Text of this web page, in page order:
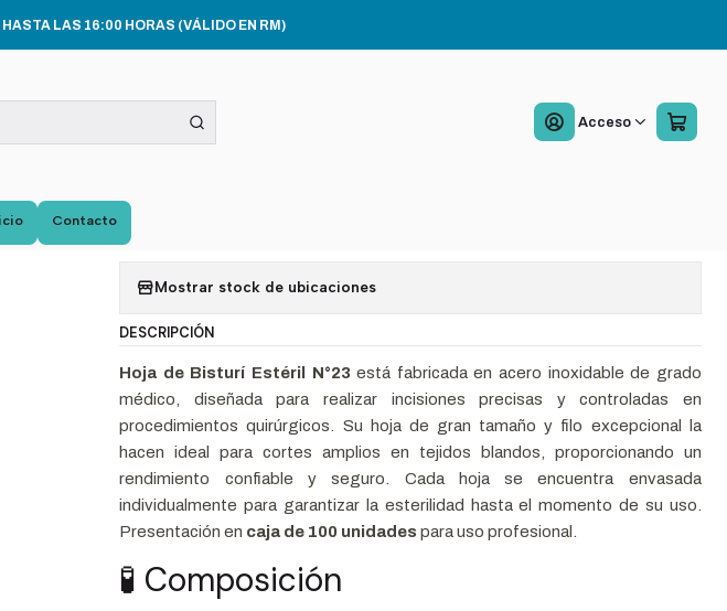
Acceso
Contacto
LAS 16:00 HORAS (VÁLIDO EN RM)
Esteril N23 Caja X 100 Unidades
Hoja De Bisturi Esteril N23
Caja X 100 Unidades
Mostrar stock de ubicaciones
DESCRIPCIÓN
Hoja de Bisturí Estéril N°23 está fabricada en acero inoxidable de grado
médico, diseñada para realizar incisiones precisas y controladas en
procedimientos quirúrgicos. Su hoja de gran tamaño y filo excepcional la
hacen ideal para cortes amplios en tejidos blandos, proporcionando un
rendimiento confiable y seguro. Cada hoja se encuentra envasada
individualmente para garantizar la esterilidad hasta el momento de su uso.
Presentación en caja de 100 unidades para uso profesional.
🧪 Composición